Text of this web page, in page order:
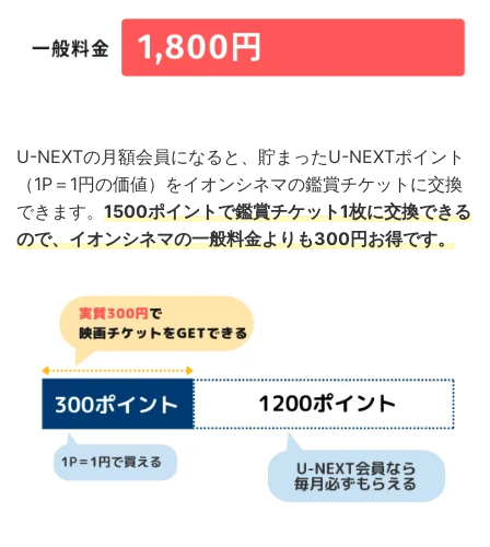
U-NEXTの月額会員になると、貯まったU-NEXTポイント
（1P＝1円の価値）をイオンシネマの鑑賞チケットに交換
できます。 1500ポイントで鑑賞チケット1枚に交換できる
ので、イオンシネマの一般料金よりも300円お得です。